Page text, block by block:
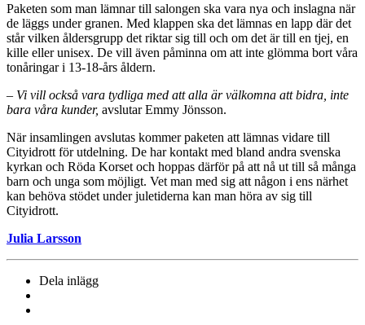
Paketen som man lämnar till salongen ska vara nya och inslagna när
de läggs under granen. Med klappen ska det lämnas en lapp där det
står vilken åldersgrupp det riktar sig till och om det är till en tjej, en
kille eller unisex. De vill även påminna om att inte glömma bort våra
tonåringar i 13-18-års åldern.
– Vi vill också vara tydliga med att alla är välkomna att bidra, inte
bara våra kunder, avslutar Emmy Jönsson.
När insamlingen avslutas kommer paketen att lämnas vidare till
Cityidrott för utdelning. De har kontakt med bland andra svenska
kyrkan och Röda Korset och hoppas därför på att nå ut till så många
barn och unga som möjligt. Vet man med sig att någon i ens närhet
kan behöva stödet under juletiderna kan man höra av sig till
Cityidrott.
Julia Larsson
Dela inlägg